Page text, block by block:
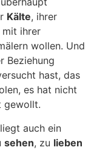
Kälte, ihrer
mit ihrer
wollen. Und
Beziehung
hast, das
es hat nicht
gewollt.
auch ein
sehen, zu lieben